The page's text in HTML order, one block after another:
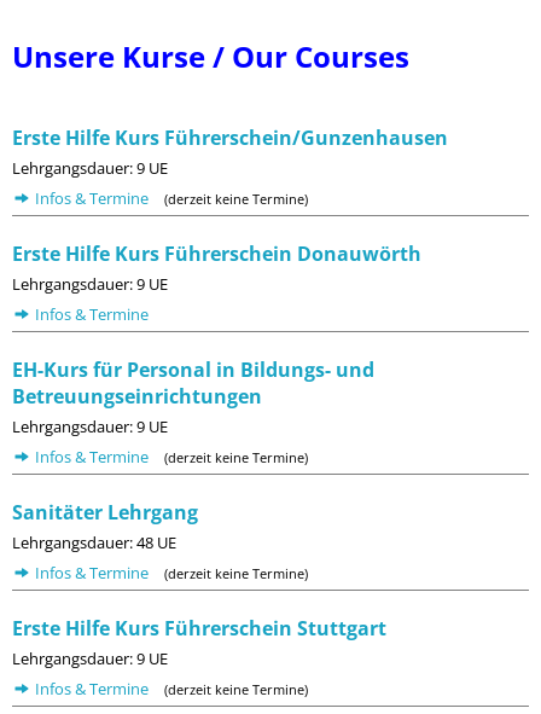
Unsere Kurse / Our Courses
Erste Hilfe Kurs Führerschein/Gunzenhausen
Lehrgangsdauer: 9 UE
Infos & Termine
(derzeit keine Termine)
Erste Hilfe Kurs Führerschein Donauwörth
Lehrgangsdauer: 9 UE
Infos & Termine
EH-Kurs für Personal in Bildungs- und
Betreuungseinrichtungen
Lehrgangsdauer: 9 UE
Infos & Termine
(derzeit keine Termine)
Sanitäter Lehrgang
Lehrgangsdauer: 48 UE
Infos & Termine
(derzeit keine Termine)
Erste Hilfe Kurs Führerschein Stuttgart
Lehrgangsdauer: 9 UE
Infos & Termine
(derzeit keine Termine)